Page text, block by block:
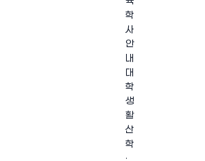
학
사
안
내
대
학
생
활
산
학
·